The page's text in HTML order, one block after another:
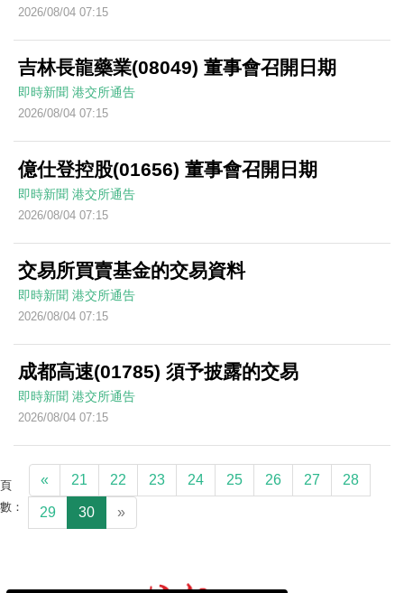
2026/08/04 07:15
吉林長龍藥業(08049) 董事會召開日期
即時新聞 港交所通告
2026/08/04 07:15
億仕登控股(01656) 董事會召開日期
即時新聞 港交所通告
2026/08/04 07:15
交易所買賣基金的交易資料
即時新聞 港交所通告
2026/08/04 07:15
成都高速(01785) 須予披露的交易
即時新聞 港交所通告
2026/08/04 07:15
頁
數：
« 21 22 23 24 25 26 27 28
29 30 »